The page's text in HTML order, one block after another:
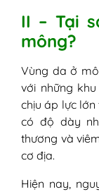
II – Tại
mông?
Vùng da ở
với những
chịu áp lực
có độ dày
thương và
cơ địa.
Hiện nay,